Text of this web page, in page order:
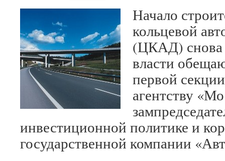
Начало
кольцевой
(ЦКАД) снова
власти
первой
агентству
инвестиционной политике и
государственной компании